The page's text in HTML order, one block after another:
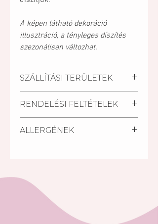
A képen látható dekoráció
illusztráció, a tényleges díszítés
szezonálisan változhat.
SZÁLLÍTÁSI TERÜLETEK
Pécs, Kozármisleny, Keszü,
Pellérd
Személyes átvétel:
szintjén az INTERSPAR-ral
szemben).
RENDELÉSI FELTÉTELEK
megrendelés beérkezésétől
tortáink közül S.O.S torta
megjelölésű tortáink közül.
A rendelés minimális összege:
5 000 Ft. (5000,-Ft rendelési
ALLERGÉNEK